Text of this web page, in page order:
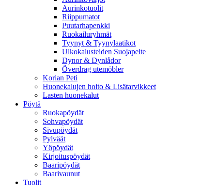
Aurinkotuolit
Riippumatot
Puutarhapenkki
Ruokailuryhmät
Tyynyt & Tyynylaatikot
Ulkokalusteiden Suojapeite
Dynor & Dynlådor
Överdrag utemöbler
Korian Peti
Huonekalujen hoito & Lisätarvikkeet
Lasten huonekalut
Pöytä
Ruokapöydät
Sohvapöydät
Sivupöydät
Pylväät
Yöpöydät
Kirjoituspöydät
Baaripöydät
Baarivaunut
Tuolit